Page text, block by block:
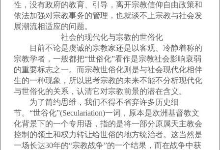
性，没有政府的教育、引导，离开宗教信仰自由政策和
依法加强对宗教事务的管理，也就谈不上宗教与社会发
展潮流相适应的问题。
社会的现代化与宗教的世俗化
目前不论是虔诚的宗教家还是以客观、冷静着称的
宗教学者，一般都把“世俗化”看作是宗教社会影响衰弱
的重要标志之一。而宗教世俗化则是与社会现代化相伴
生的一种现象，所以思考宗教的未来不能不分析现代化
与世俗化的关系，认清它对宗教前景的潜在含义。
为了简约思维，我们不得不省弃许多历史细
节。“世谷化”(Seculariation)一词，原本是欧洲基督教文
化背景下的一个专用语，指的是将一部分原属天主教会
控制的领土和权力转让给世俗的地方统治者。这当然是
一场长达30年的“宗教战争”的一个结果，而在战争中获